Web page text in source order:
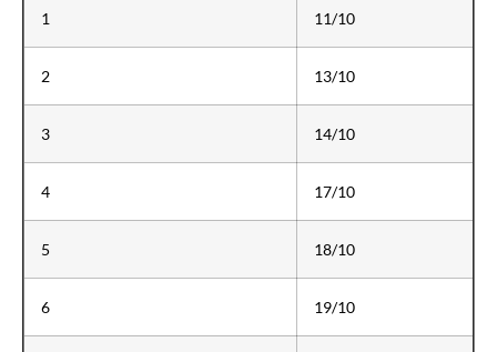
1 11/10
2 13/10
3 14/10
4 17/10
5 18/10
6 19/10